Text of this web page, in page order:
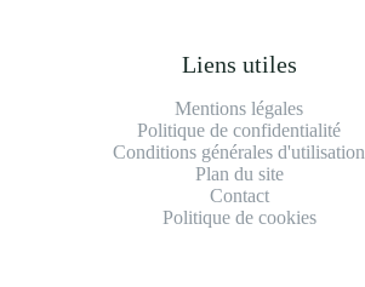
Liens utiles
Mentions légales
Politique de confidentialité
Conditions générales d'utilisation
Plan du site
Contact
Politique de cookies